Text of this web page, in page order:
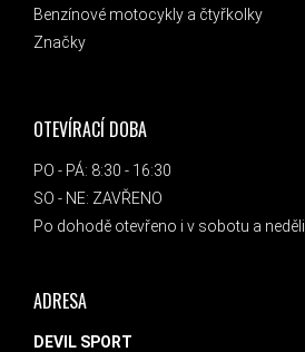
Benzínové motocykly a čtyřkolky
Značky
OTEVÍRACÍ DOBA
PO - PÁ: 8:30 - 16:30
SO - NE: ZAVŘENO
Po dohodě otevřeno i v sobotu a neděli.
ADRESA
DEVIL SPORT